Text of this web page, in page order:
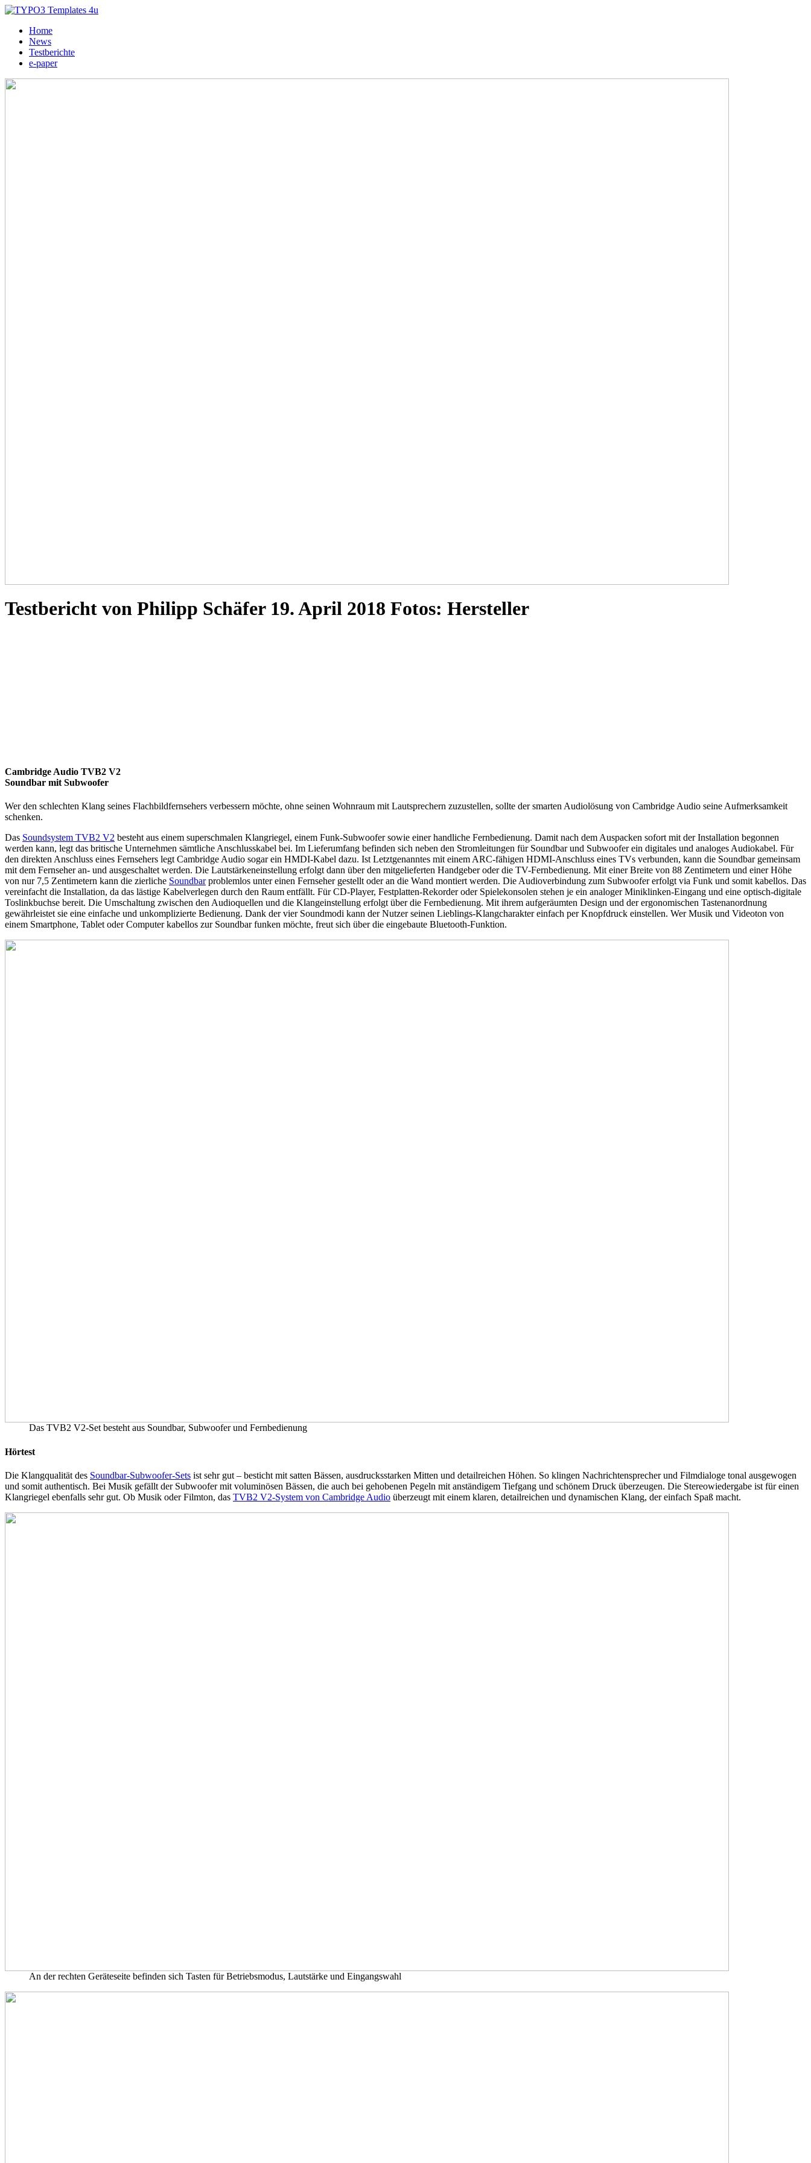
Home
News
Testberichte
e-paper
Testbericht von Philipp Schäfer 19. April 2018 Fotos: Hersteller
Cambridge Audio TVB2 V2
Soundbar mit Subwoofer
Wer den schlechten Klang seines Flachbildfernsehers verbessern möchte, ohne seinen Wohnraum mit Lautsprechern zuzustellen, sollte der smarten Audiolösung von Cambridge Audio seine Aufmerksamkeit
schenken.
Das Soundsystem TVB2 V2 besteht aus einem superschmalen Klangriegel, einem Funk-Subwoofer sowie einer handliche Fernbedienung. Damit nach dem Auspacken sofort mit der Installation begonnen
werden kann, legt das britische Unternehmen sämtliche Anschlusskabel bei. Im Lieferumfang befinden sich neben den Stromleitungen für Soundbar und Subwoofer ein digitales und analoges Audiokabel. Für
den direkten Anschluss eines Fernsehers legt Cambridge Audio sogar ein HMDI-Kabel dazu. Ist Letztgenanntes mit einem ARC-fähigen HDMI-Anschluss eines TVs verbunden, kann die Soundbar gemeinsam
mit dem Fernseher an- und ausgeschaltet werden. Die Lautstärkeneinstellung erfolgt dann über den mitgelieferten Handgeber oder die TV-Fernbedienung. Mit einer Breite von 88 Zentimetern und einer Höhe
von nur 7,5 Zentimetern kann die zierliche Soundbarproblemlos unter einen Fernseher gestellt oder an die Wand montiert werden. Die Audioverbindung zum Subwoofer erfolgt via Funk und somit kabellos. Das
vereinfacht die Installation, da das lästige Kabelverlegen durch den Raum entfällt. Für CD-Player, Festplatten-Rekorder oder Spielekonsolen stehen je ein analoger Miniklinken-Eingang und eine optisch-digitale
Toslinkbuchse bereit. Die Umschaltung zwischen den Audioquellen und die Klangeinstellung erfolgt über die Fernbedienung. Mit ihrem aufgeräumten Design und der ergonomischen Tastenanordnung
gewährleistet sie eine einfache und unkomplizierte Bedienung. Dank der vier Soundmodi kann der Nutzer seinen Lieblings-Klangcharakter einfach per Knopfdruck einstellen. Wer Musik und Videoton von
einem Smartphone, Tablet oder Computer kabellos zur Soundbar funken möchte, freut sich über die eingebaute Bluetooth-Funktion.
Das TVB2 V2-Set besteht aus Soundbar, Subwoofer und Fernbedienung
Hörtest
Die Klangqualität des Soundbar-Subwoofer-Sets ist sehr gut – besticht mit satten Bässen, ausdrucksstarken Mitten und detailreichen Höhen. So klingen Nachrichtensprecher und Filmdialoge tonal ausgewogen
und somit authentisch. Bei Musik gefällt der Subwoofer mit voluminösen Bässen, die auch bei gehobenen Pegeln mit anständigem Tiefgang und schönem Druck überzeugen. Die Stereowiedergabe ist für einen
Klangriegel ebenfalls sehr gut. Ob Musik oder Filmton, das TVB2 V2-System von Cambridge Audio überzeugt mit einem klaren, detailreichen und dynamischen Klang, der einfach Spaß macht.
An der rechten Geräteseite befinden sich Tasten für Betriebsmodus, Lautstärke und Eingangswahl